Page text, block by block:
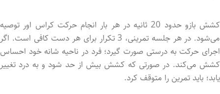
کشش بازو حدود 20 ثانیه در هر بار انجام حرکت کراس اور توصیه
می‌شود. در هر جلسه تمرینی، 3 تکرار برای هر دست کافی است. اگر
اجرای حرکت به درستی صورت گیرد؛ فرد در ناحیه شانه خود احساس
کشش می‌کند. در صورتی که کشش بیش از حد شود و به درد تغییر
یابد؛ باید تمرین را متوقف کرد.